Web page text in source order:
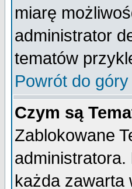
miarę
administrator
tematów
Powrót do góry
Czym są
Zablokowane
każda zawarta